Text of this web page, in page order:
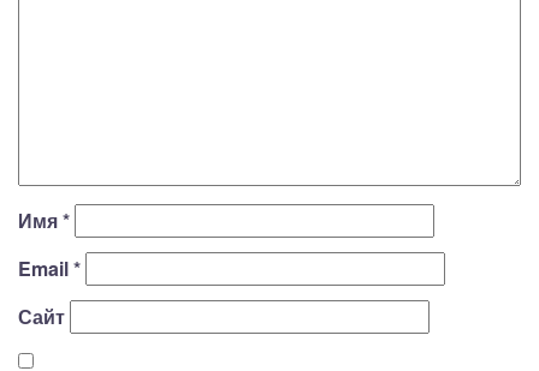
Имя*
Email*
Сайт